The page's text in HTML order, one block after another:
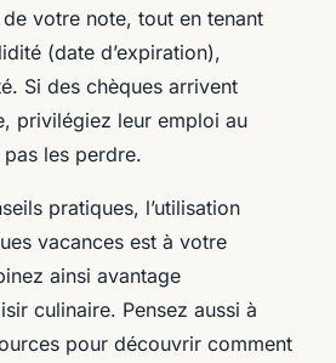
votre note, tout en tenant
(date d’expiration),
Si des chèques arrivent
privilégiez leur emploi au
les perdre.
pratiques, l’utilisation
vacances est à votre
ainsi avantage
culinaire. Pensez aussi à
pour découvrir comment